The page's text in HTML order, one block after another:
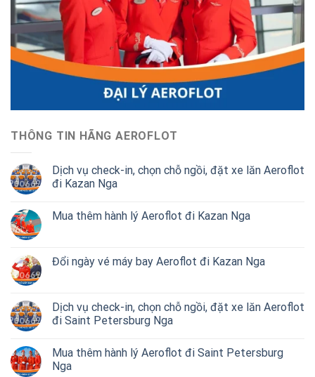
THÔNG TIN HÃNG AEROFLOT
Dịch vụ check-in, chọn chỗ ngồi, đặt xe lăn Aeroflot
đi Kazan Nga
Mua thêm hành lý Aeroflot đi Kazan Nga
Đổi ngày vé máy bay Aeroflot đi Kazan Nga
Dịch vụ check-in, chọn chỗ ngồi, đặt xe lăn Aeroflot
đi Saint Petersburg Nga
Mua thêm hành lý Aeroflot đi Saint Petersburg
Nga